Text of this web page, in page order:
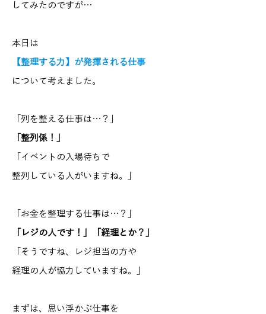
してみたのですが…
本日は
【整理する力】が発揮される仕事
について考えました。
「列を整える仕事は…？」
「整列係！」
「イベントの入場待ちで
整列している人がいますね。」
「お金を整理する仕事は…？」
「レジの人です！」「経理とか？」
「そうですね、レジ担当の方や
経理の人が協力していますね。」
まずは、思い浮かぶ仕事を